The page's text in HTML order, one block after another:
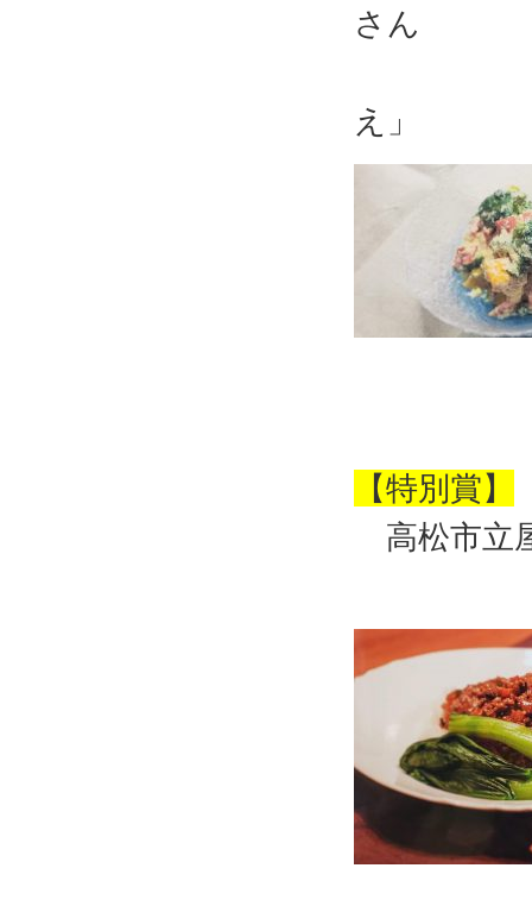
さん
え」
【特別賞】
高松市立